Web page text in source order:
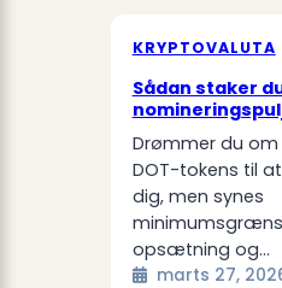
KRYPTOVALUTA
Sådan staker
Drømmer du
DOT-tokens til
dig, men synes
opsætning og…
marts 27,